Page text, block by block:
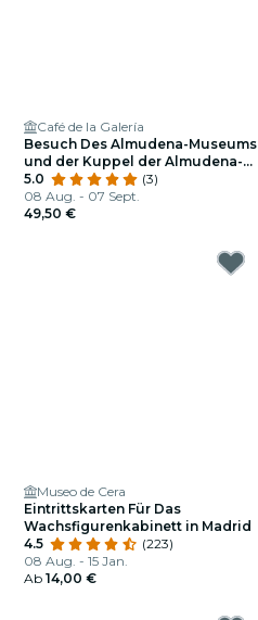
Café de la Galería
Besuch Des Almudena-Museums
und der Kuppel der Almudena-
Kathedrale mit Dem Besten Blick
Auf Das Zentrum von Madrid +
Mittagessen Im Café de La
5.0
(3)
08 Aug. - 07 Sept.
49,50 €
Museo de Cera
Eintrittskarten Für Das
Wachsfigurenkabinett in Madrid
4.5
(223)
08 Aug. - 15 Jan.
Ab 14,00 €